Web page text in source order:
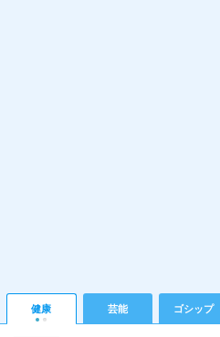
健康 芸能 ゴシップ